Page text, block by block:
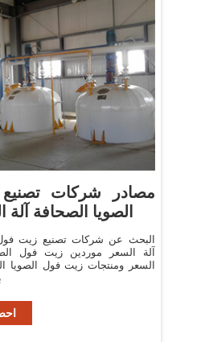
مصادر شركات
الصويا الصحافة
البحث عن شركات تصنيع زيت فول
آلة السعر موردين زيت فول
السعر ومنتجات زيت فول الصويا